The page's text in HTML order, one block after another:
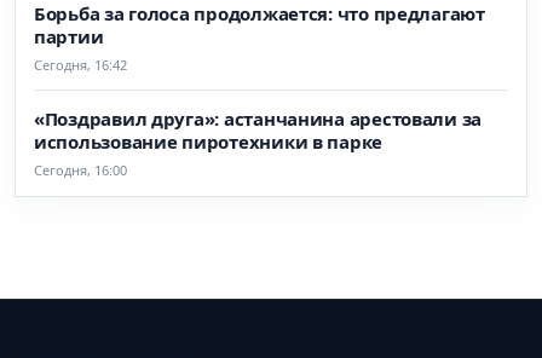
Борьба за голоса продолжается: что предлагают
партии
Сегодня, 16:42
«Поздравил друга»: астанчанина арестовали за
использование пиротехники в парке
Сегодня, 16:00